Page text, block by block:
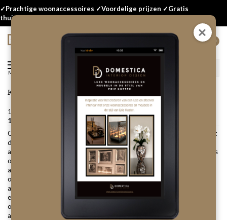
✓Prachtige woonaccessoires ✓Voordelige prijzen ✓Gratis
thuisbezorgd
Menu
KLANTENSERVICE
1 Algemene informatie
1.1 Wat onderscheidt jullie van andere aanbieders?
Ons bedrijf bestaat sinds 2014 en wij zijn het eerste officiële bedrijf dat
deze woonaccessoires en meubels op grote schaal online is gaan
aanbieden in de stijl van Eric Kuster. Wij hebben in de loop der jaren dus
ook veel ervaring opgedaan waardoor we klanten ook goed kunnen
adviseren bij de inrichting van hun woning. Een belangrijk voordeel is
ook dat wij onze artikelen ook verzenden. Klanten geven verder ook
aan dat ze graag bij ons kopen wegens professionaliteit, goede service
en topkwaliteit van de producten. Klanten keren ook regelmatig terug,
omdat we ons assortiment regelmatig uitbreiden en we onze artikelen
aanbieden tegen voordelige prijzen.